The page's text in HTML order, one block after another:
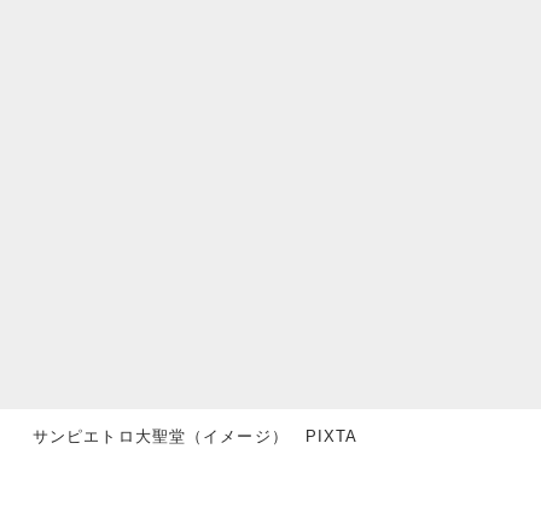
サンピエトロ大聖堂（イメージ） PIXTA